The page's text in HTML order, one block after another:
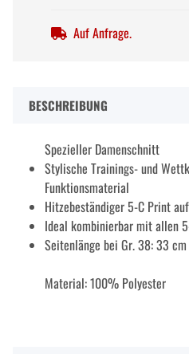
Auf Anfrage.
BESCHREIBUNG
Spezieller Damenschnitt
Stylische Trainings- und
Funktionsmaterial
Hitzebeständiger 5-C Print
Ideal kombinierbar mit allen
Seitenlänge bei Gr. 38: 33 cm
Material: 100% Polyester